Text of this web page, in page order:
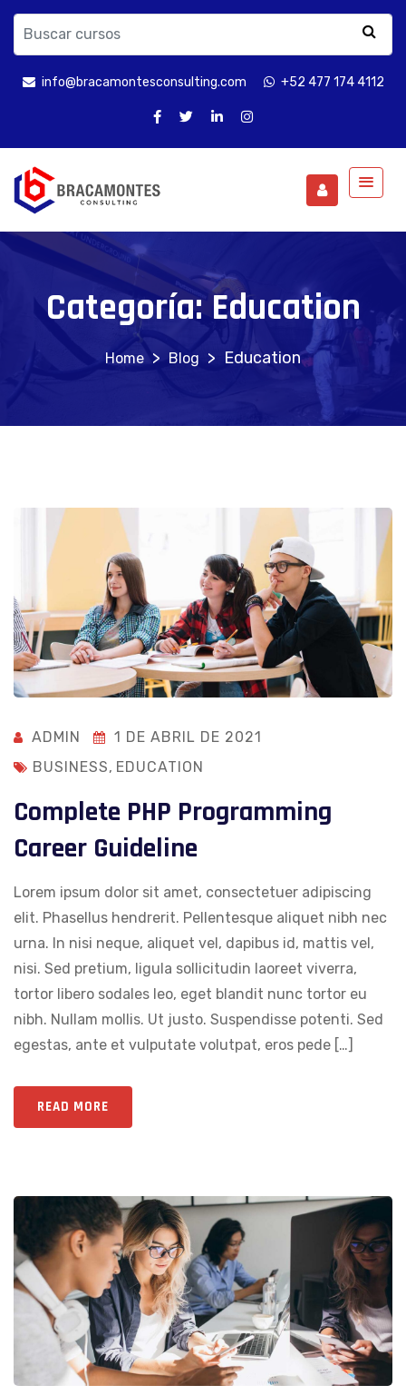
info@bracamontesconsulting.com +52 477 174 4112
Categoría:Education
> Blog > Education
ADMIN
1 DE ABRIL DE 2021
BUSINESS, EDUCATION
Complete PHP Programming
Career Guideline
Lorem ipsum dolor sit amet, consectetuer adipiscing
elit. Phasellus hendrerit. Pellentesque aliquet nibh nec
urna. In nisi neque, aliquet vel, dapibus id, mattis vel,
nisi. Sed pretium, ligula sollicitudin laoreet viverra,
tortor libero sodales leo, eget blandit nunc tortor eu
nibh. Nullam mollis. Ut justo. Suspendisse potenti. Sed
egestas, ante et vulputate volutpat, eros pede […]
READ MORE